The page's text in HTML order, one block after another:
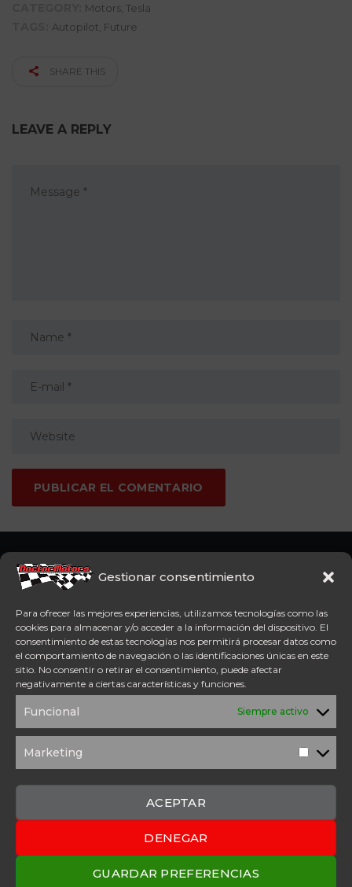
Gestionar consentimiento
Para ofrecer las mejores experiencias, utilizamos tecnologías como las
cookies para almacenar y/o acceder a la información del dispositivo. El
consentimiento de estas tecnologías nos permitirá procesar datos como
el comportamiento de navegación o las identificaciones únicas en este
sitio. No consentir o retirar el consentimiento, puede afectar
negativamente a ciertas características y funciones.
Funcional Siempre activo
Marketing
ACEPTAR
DENEGAR
GUARDAR PREFERENCIAS
Motors Tesla
Autopilot Future
SHARE THIS
LEAVE A REPLY
CFMoto Y Mitt. Estamos en
técnico oficial Mitt y CFMoto.
Tel: 654 98 23 30
ACCESO DIRECTO
TÉRMINOS Y
CONDICIONES
COOKIES
PRESUPUESTOCONTACTO
2025 Copyright © Doctor Motors – Desarrollado por